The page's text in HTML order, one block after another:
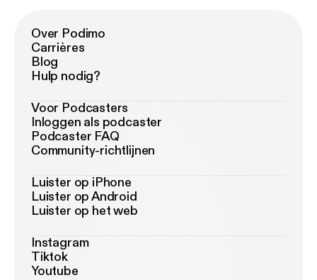
Over Podimo
Carrières
Blog
Hulp nodig?
Voor Podcasters
Inloggen als podcaster
Podcaster FAQ
Community-richtlijnen
Luister op iPhone
Luister op Android
Luister op het web
Instagram
Tiktok
Youtube